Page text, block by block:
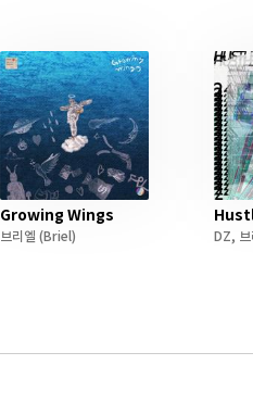
Growing Wings
브리엘 (Briel) DZ,